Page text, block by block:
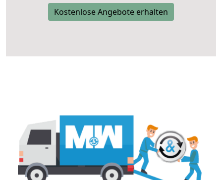
Kostenlose Angebote erhalten